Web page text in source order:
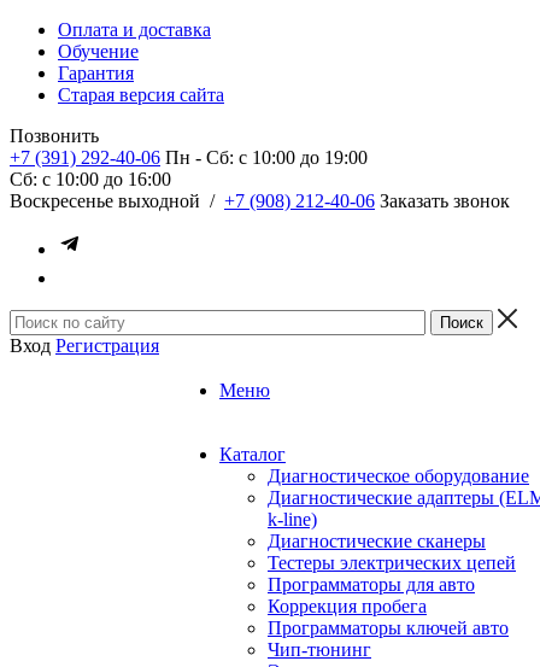
Оплата и доставка
Обучение
Гарантия
Старая версия сайта
Позвонить
+7 (391) 292-40-06 Пн - Сб: c 10:00 до 19:00
Сб: c 10:00 до 16:00
​Воскресенье выходной / +7 (908) 212-40-06 Заказать звонок
Вход Регистрация
Меню
Каталог
Диагностическое оборудование
Диагностические адаптеры
k-line)
Диагностические сканеры
Тестеры электрических цепей
Программаторы для авто
Коррекция пробега
Программаторы ключей авто
Чип-тюнинг